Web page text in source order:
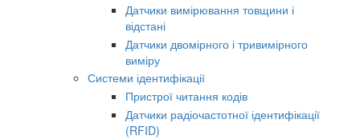
Датчики вимірювання товщини і
відстані
Датчики двомірного і тривимірного
виміру
Системи ідентифікації
Пристрої читання кодів
Датчики радіочастотної ідентифікації
(RFID)